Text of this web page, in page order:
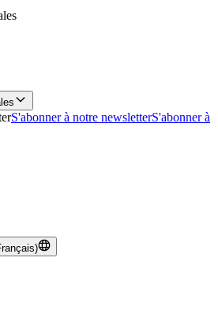
S'abonner à notre newsletterS'abonner à